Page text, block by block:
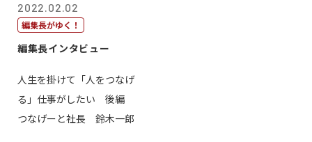
2022.02.02
編集長がゆく！
編集長インタビュー
人生を掛けて「人をつなげ
る」仕事がしたい 後編
つなげーと社長 鈴木一郎